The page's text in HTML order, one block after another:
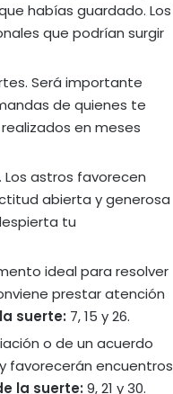
habías guardado. Los
que podrían surgir
Será importante
de quienes te
en meses
astros favorecen
abierta y generosa
tu
ideal para resolver
prestar atención
suerte: 7, 15 y 26.
o de un acuerdo
favorecerán encuentros
la suerte: 9, 21 y 30.